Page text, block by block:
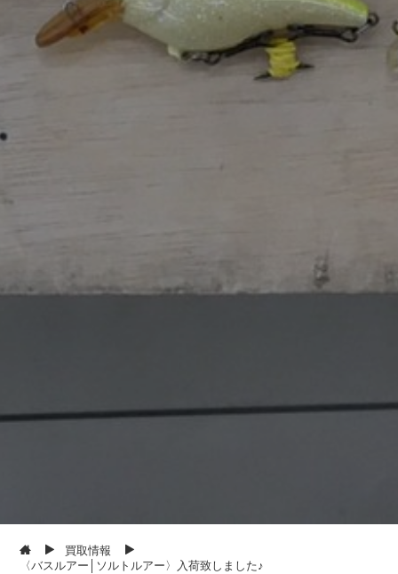
買取情報
〈バスルアー│ソルトルアー〉入荷致しました♪